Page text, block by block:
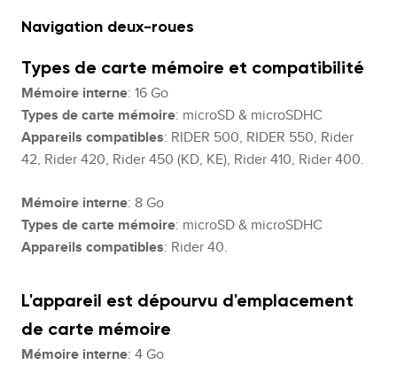
Navigation deux-roues
Types de carte mémoire et compatibilité
Mémoire interne: 16 Go
Types de carte mémoire: microSD & microSDHC
Appareils compatibles: RIDER 500, RIDER 550, Rider
42, Rider 420, Rider 450 (KD, KE), Rider 410, Rider 400.
Mémoire interne: 8 Go
Types de carte mémoire: microSD & microSDHC
Appareils compatibles: Rider 40.
L'appareil est dépourvu d'emplacement
de carte mémoire
Mémoire interne: 4 Go